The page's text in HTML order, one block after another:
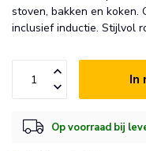
stoven, bakken en koken.
inclusief inductie. Stijlvol
In
Op voorraad bij